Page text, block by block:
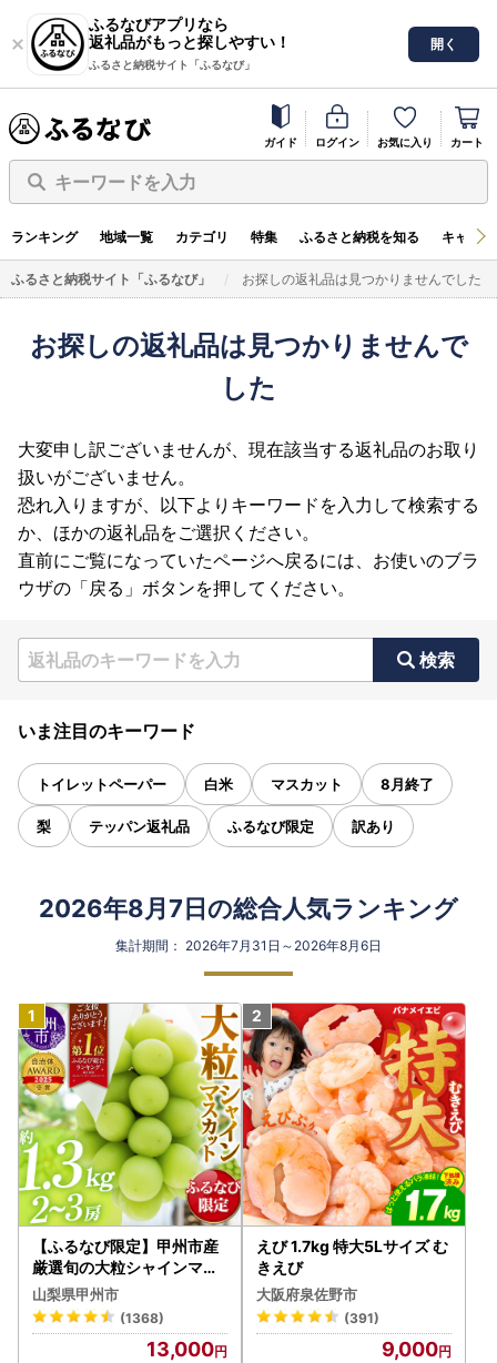
ふるなびアプリなら
返礼品がもっと探しやすい！
ふるさと納税サイト「ふるなび」
開く
ガイド ログイン お気に入り カート
キーワードを入力
ランキング 地域一覧 カテゴリ 特集 ふるさと納税を知る キャン
ふるさと納税サイト「ふるなび」 お探しの返礼品は見つかりませんでした
お探しの返礼品は見つかりませんで
した
大変申し訳ございませんが、現在該当する返礼品のお取り
扱いがございません。
恐れ入りますが、以下よりキーワードを入力して検索する
か、ほかの返礼品をご選択ください。
直前にご覧になっていたページへ戻るには、お使いのブラ
ウザの「戻る」ボタンを押してください。
検索
いま注目のキーワード
トイレットペーパー 白米 マスカット 8月終了
梨 テッパン返礼品 ふるなび限定 訳あり
2026年8月7日の総合人気ランキング
集計期間： 2026年7月31日～2026年8月6日
【ふるなび限定】甲州市産
厳選旬の大粒シャインマス
カット 約1.3kg 2～3房【2
026年発送】（MG）B12-
472 FN-Limited-VO シャ
インマスカット フルーツ
山梨県甲州市
(1368)
13,000
えび 1.7kg 特大5Lサイズ む
きえび
大阪府泉佐野市
(391)
9,000